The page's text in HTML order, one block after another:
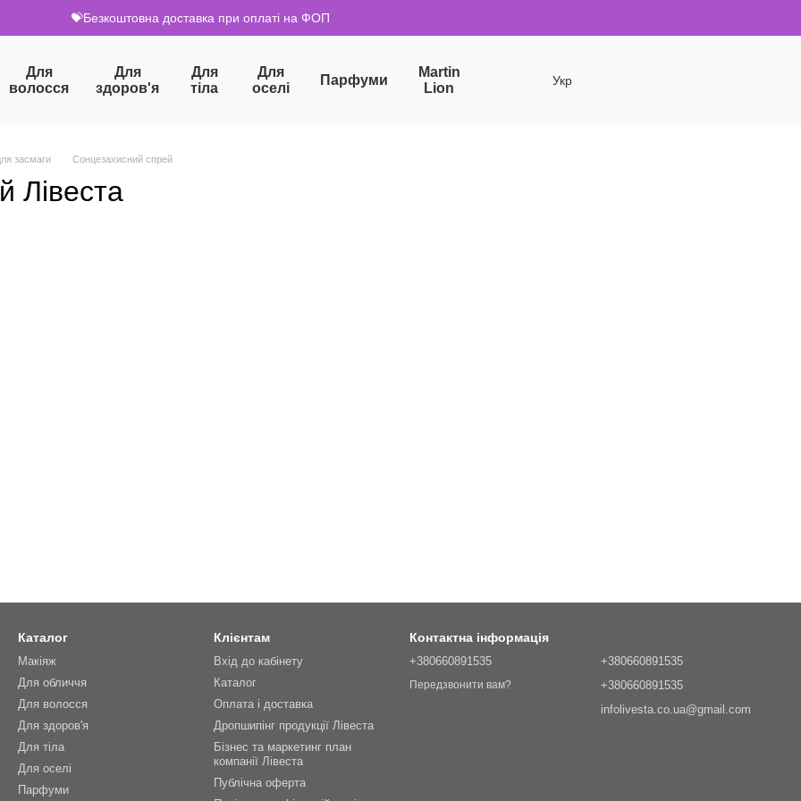
💝Безкоштовна доставка при оплаті на ФОП
Для
волосся
Для
здоров'я
Для
тіла
Для
оселі
Парфуми
Martin
Lion
Укр
засмаги Сонцезахисний спрей
Лівеста
Каталог
Макіяж
Для обличчя
Для волосся
Для здоров'я
Для тіла
Для оселі
Парфуми
Клієнтам
Вхід до кабінету
Каталог
Оплата і доставка
Дропшипінг продукції Лівеста
Бізнес та маркетинг план
компанії Лівеста
Публічна оферта
Контактна інформація
+380660891535
Передзвонити вам?
+380660891535
+380660891535
infolivesta.co.ua@gmail.com